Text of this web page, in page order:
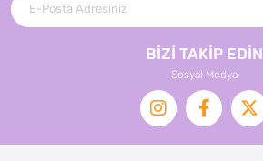
BİZİ TAKİP EDİN
Sosyal Medya